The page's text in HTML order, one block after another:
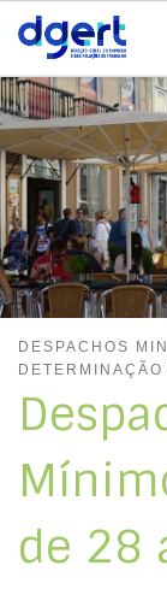
Skip to content
DESPACHOS
de 28